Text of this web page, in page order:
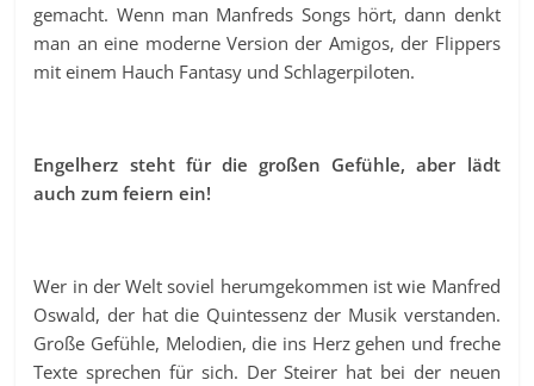
gemacht. Wenn man Manfreds Songs hört, dann denkt
man an eine moderne Version der Amigos, der Flippers
mit einem Hauch Fantasy und Schlagerpiloten.
Engelherz steht für die großen Gefühle, aber lädt
auch zum feiern ein!
Wer in der Welt soviel herumgekommen ist wie Manfred
Oswald, der hat die Quintessenz der Musik verstanden.
Große Gefühle, Melodien, die ins Herz gehen und freche
Texte sprechen für sich. Der Steirer hat bei der neuen